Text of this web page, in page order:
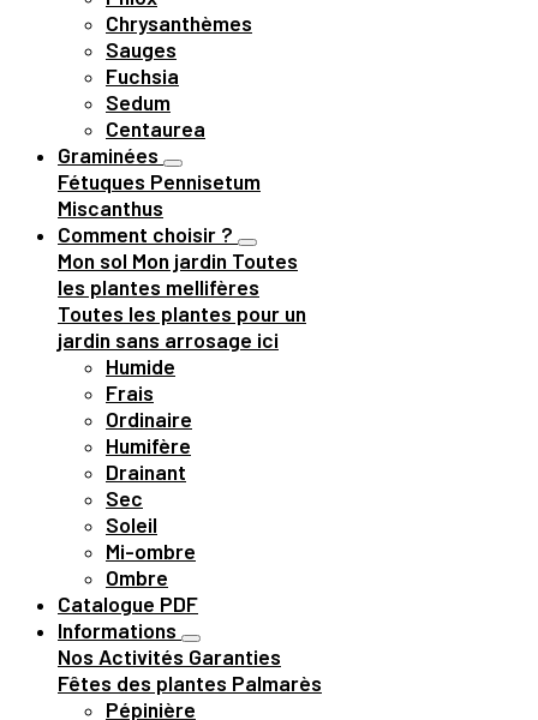
Chrysanthèmes
Sauges
Fuchsia
Sedum
Centaurea
Graminées
Fétuques Pennisetum
Miscanthus
Comment choisir ?
Mon sol Mon jardin Toutes
les plantes mellifères
Toutes les plantes pour un
jardin sans arrosage ici
Humide
Frais
Ordinaire
Humifère
Drainant
Sec
Soleil
Mi-ombre
Ombre
Catalogue PDF
Informations
Nos Activités Garanties
Fêtes des plantes Palmarès
Pépinière